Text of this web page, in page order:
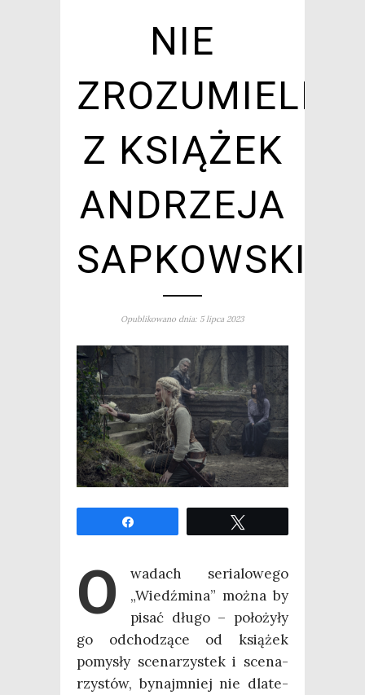
NIE
ZROZUMIELI
Z KSIĄŻEK
ANDRZEJA
Opublikowano dnia: 5 lipca 2023
O
wadach seria­lo­we­go
„Wiedź­mi­na” moż­na by
pisać dłu­go – poło­ży­ły
go odcho­dzą­ce od ksią­żek
pomy­sły sce­na­rzy­stek i sce­na­
rzy­stów, bynaj­mniej nie dla­te­